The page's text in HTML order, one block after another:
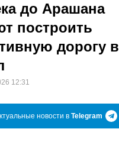
до Арашана
построить
дорогу в
12:31
новости в Telegram